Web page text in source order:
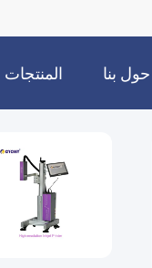
حول بنا المنتجات